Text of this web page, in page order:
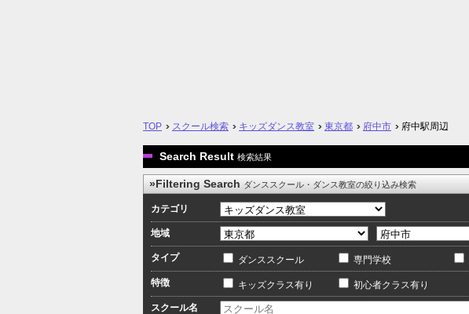
TOP スクール検索 キッズダンス教室 東京都 府中市 府中駅周辺
Search Result 検索結果
»Filtering Search ダンススクール・ダンス教室の絞り込み検索
カテゴリ
地域
タイプ ダンススクール 専門学校
特徴 キッズクラス有り 初心者クラス有り
スクール名